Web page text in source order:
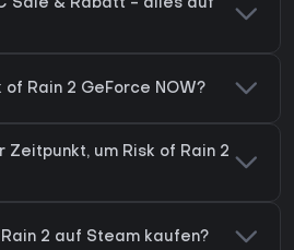
Sale & Rabatt - alles auf
Rain 2 GeForce NOW?
Zeitpunkt, um Risk of Rain 2
Rain 2 auf Steam kaufen?